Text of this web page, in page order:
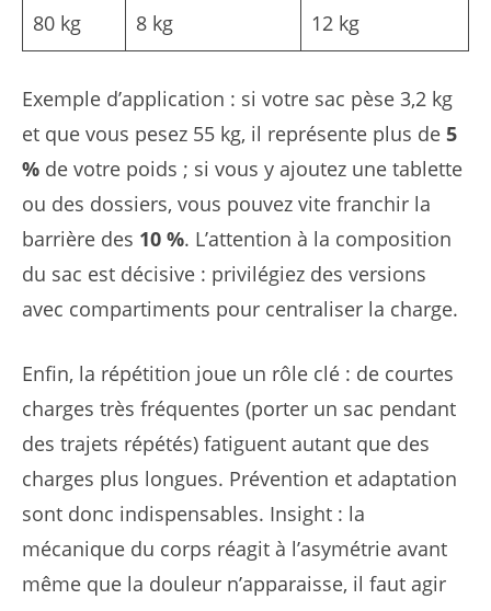
80 kg 8 kg 12 kg
Exemple d’application : si votre sac pèse 3,2 kg
et que vous pesez 55 kg, il représente plus de 5
% de votre poids ; si vous y ajoutez une tablette
ou des dossiers, vous pouvez vite franchir la
barrière des 10 %. L’attention à la composition
du sac est décisive : privilégiez des versions
avec compartiments pour centraliser la charge.
Enfin, la répétition joue un rôle clé : de courtes
charges très fréquentes (porter un sac pendant
des trajets répétés) fatiguent autant que des
charges plus longues. Prévention et adaptation
sont donc indispensables. Insight : la
mécanique du corps réagit à l’asymétrie avant
même que la douleur n’apparaisse, il faut agir